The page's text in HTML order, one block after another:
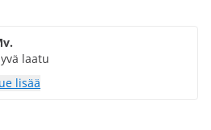
laatu
lisää